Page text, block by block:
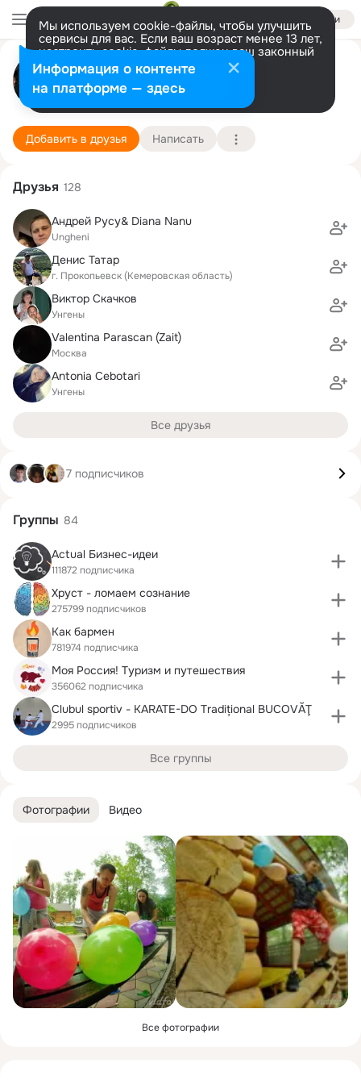
Войти
Мы используем cookie-файлы, чтобы улучшить
сервисы для вас. Если ваш возраст менее 13 лет,
настроить cookie-файлы должен ваш законный
представитель. Больше информации
Разрешить все Настроить
юрий плешко
кишинев 6 мая (44 года)
Подробнее
Добавить в друзья Написать
Фотографии Видео
Все фотографии
Друзья 128
Андрей Русу& Diana Nanu
Ungheni
Денис Татар
г. Прокопьевск (Кемеровская область)
Виктор Скачков
Унгены
Valentina Parascan (Zait)
Москва
Antonia Cebotari
Унгены
Все друзья
7 подписчиков
Группы 84
Actual Бизнес-идеи
111872 подписчика
Хруст - ломаем сознание
275799 подписчиков
Как бармен
781974 подписчика
Моя Россия! Туризм и путешествия
356062 подписчика
Clubul sportiv - KARATE-DO Tradițional BUCOVĂŢ
2995 подписчиков
Все группы
Информация о контенте
на платформе — здесь